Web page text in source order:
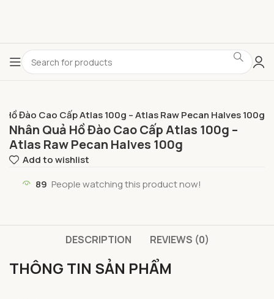
Hồ Đào Cao Cấp Atlas 100g – Atlas Raw Pecan Halves 100g
Nhân Quả Hồ Đào Cao Cấp Atlas 100g –
Atlas Raw Pecan Halves 100g
Add to wishlist
89 People watching this product now!
DESCRIPTION REVIEWS (0)
THÔNG TIN SẢN PHẨM